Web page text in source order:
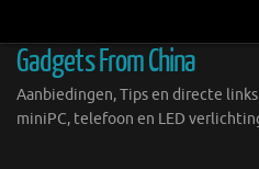
inhoud
Gadgets From China
Aanbiedingen, Tips en directe
miniPC, telefoon en LED